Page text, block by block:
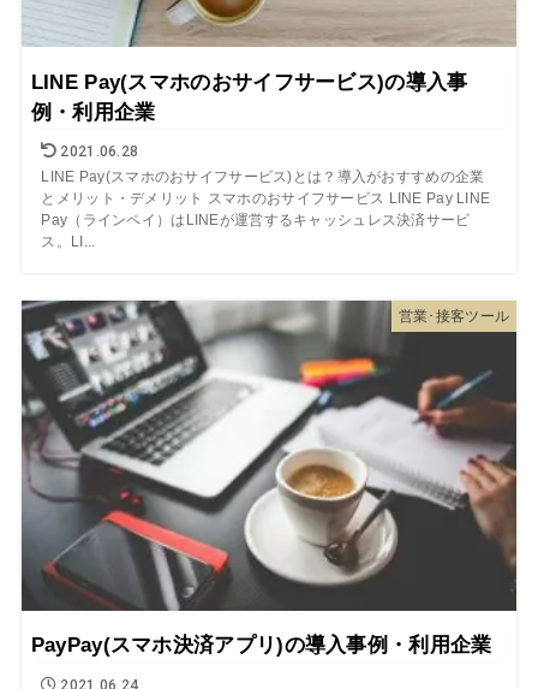
LINE Pay(スマホのおサイフサービス)の導入事
例・利用企業
2021.06.28
LINE Pay(スマホのおサイフサービス)とは？導入がおすすめの企業
とメリット・デメリット スマホのおサイフサービス LINE Pay LINE
Pay（ラインペイ）はLINEが運営するキャッシュレス決済サービ
ス。LI...
営業･接客ツール
PayPay(スマホ決済アプリ)の導入事例・利用企業
2021.06.24